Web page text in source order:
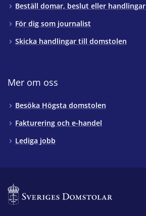
Beställ domar, beslut eller handlingar
För dig som journalist
Skicka handlingar till domstolen
Mer om oss
Besöka Högsta domstolen
Fakturering och e-handel
Lediga jobb